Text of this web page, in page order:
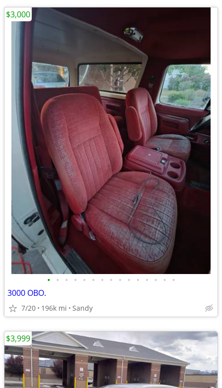
• • • • • • • • • • • • • • •
3000 OBO.
7/20 196k mi Sandy
$3,000
$3,999